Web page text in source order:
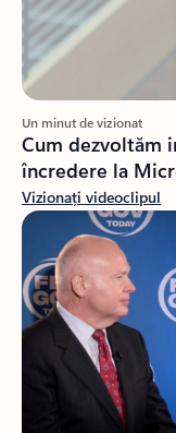
Un minut de vizionat
Cum dezvoltăm
încredere la
Vizionați videoclipul